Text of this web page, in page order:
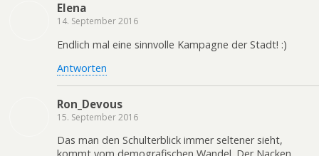
Elena
14. September 2016
Endlich mal eine sinnvolle Kampagne der Stadt! :)
Antworten
Ron_Devous
15. September 2016
Das man den Schulterblick immer seltener sieht,